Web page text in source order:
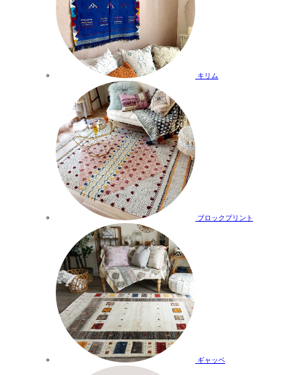
キリム
ブロックプリント
ギャッベ